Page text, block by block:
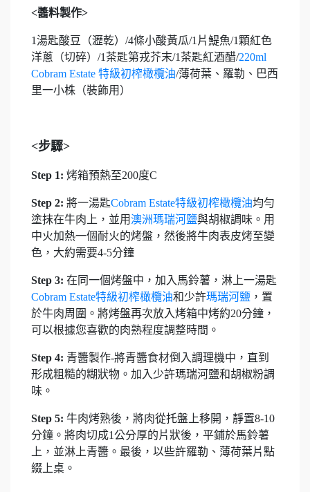
<醬料製作>
1湯匙酸豆（瀝乾）/4條小酸黃瓜/1片鯷魚/1顆紅色
洋蔥（切碎）/1茶匙第戎芥末/1茶匙紅酒醋/220ml
Cobram Estate 特級初榨橄欖油/薄荷葉、羅勒、巴西
里一小株（裝飾用）
<步驟>
Step 1: 烤箱預熱至200度C
Step 2: 將一湯匙Cobram Estate特級初榨橄欖油均勻
塗抹在牛肉上，並用澳洲瑪瑞河鹽與胡椒調味。用
中火加熱一個耐火的烤盤，然後將牛肉表皮烤至變
色，大約需要4-5分鐘
Step 3: 在同一個烤盤中，加入馬鈴薯，淋上一湯匙
Cobram Estate特級初榨橄欖油和少許瑪瑞河鹽 ，置
於牛肉周圍。將烤盤再次放入烤箱中烤約20分鐘，
可以根據您喜歡的肉熟程度調整時間。
Step 4: 青醬製作-將青醬食材倒入調理機中，直到
形成粗糙的糊狀物。加入少許瑪瑞河鹽和胡椒粉調
味。
Step 5: 牛肉烤熟後，將肉從托盤上移開，靜置8-10
分鐘。將肉切成1公分厚的片狀後，平鋪於馬鈴薯
上，並淋上青醬。最後，以些許羅勒、薄荷葉片點
綴上桌。